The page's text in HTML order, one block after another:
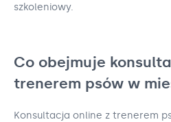
szkoleniowy.
Co obejmuje
trenerem psów w
Konsultacja online z trenerem